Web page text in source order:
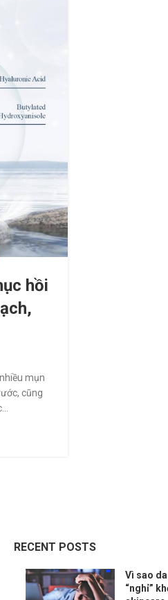
hồi
mụn
cũng
RECENT POSTS
Vì sao
“nghỉ”